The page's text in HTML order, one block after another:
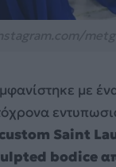
με
Saint
bodice